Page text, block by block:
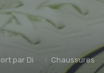
Discipline Chaussures